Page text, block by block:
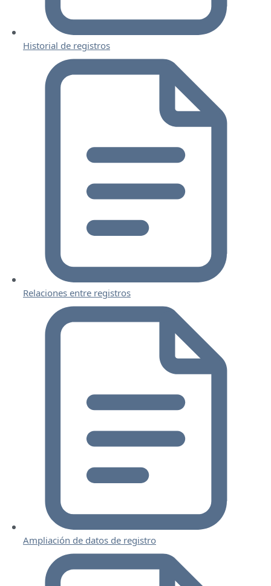
Historial de registros
Relaciones entre registros
Ampliación de datos de registro